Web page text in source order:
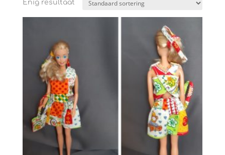
Enig resultaat